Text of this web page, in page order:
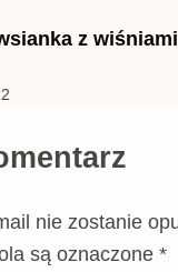
z wiśniami
nie zostanie
są oznaczone *